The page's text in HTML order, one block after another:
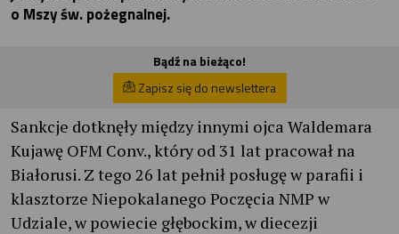
o Mszy św. pożegnalnej.
Bądź na bieżąco!
Zapisz się do newslettera
Sankcje dotknęły między innymi ojca Waldemara
Kujawę OFM Conv., który od 31 lat pracował na
Białorusi. Z tego 26 lat pełnił posługę w parafii i
klasztorze Niepokalanego Poczęcia NMP w
Udziale, w powiecie głębockim, w diecezji